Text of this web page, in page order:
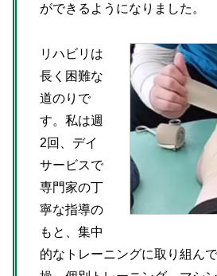
ができるようになりました。
リハビリは
長く困難な
道のりで
す。私は週
2回、デイ
サービスで
専門家の丁
寧な指導の
もと、集中
的なトレーニングに取り組ん